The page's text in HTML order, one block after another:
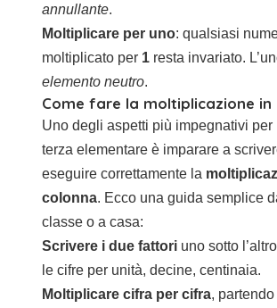
annullante.
Moltiplicare per uno: qualsiasi
moltiplicato per 1 resta invariato.
elemento neutro.
Come fare la moltiplicazione in
Uno degli aspetti più impegnativi per
terza elementare è imparare a
eseguire correttamente la
colonna. Ecco una guida semplice
classe o a casa:
Scrivere i due fattori uno sotto
le cifre per unità, decine, centinaia.
Moltiplicare cifra per cifra,